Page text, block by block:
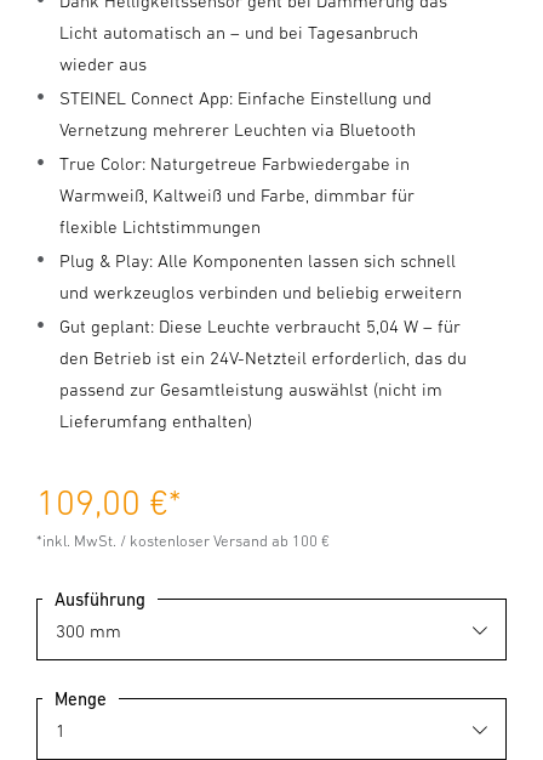
Licht automatisch an – und bei Tagesanbruch
wieder aus
STEINEL Connect App: Einfache Einstellung und
Vernetzung mehrerer Leuchten via Bluetooth
True Color: Naturgetreue Farbwiedergabe in
Warmweiß, Kaltweiß und Farbe, dimmbar für
flexible Lichtstimmungen
Plug & Play: Alle Komponenten lassen sich schnell
und werkzeuglos verbinden und beliebig erweitern
Gut geplant: Diese Leuchte verbraucht 5,04 W – für
den Betrieb ist ein 24V-Netzteil erforderlich, das du
passend zur Gesamtleistung auswählst (nicht im
Lieferumfang enthalten)
109,00 €*
*inkl. MwSt. / kostenloser Versand ab 100 €
Ausführung
Menge